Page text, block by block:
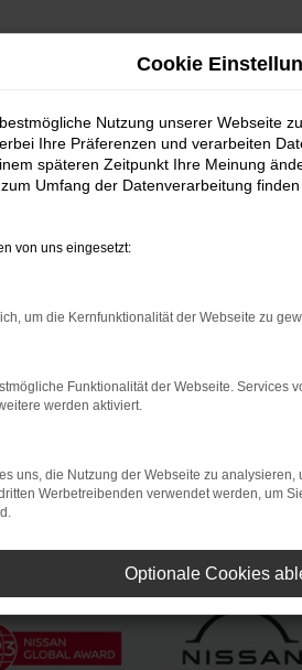
besten Händlern
Cookie
Nutzung unserer Webseite
Ihre Präferenzen und verarbeiten
späteren Zeitpunkt Ihre Meinung
Umfang der Datenverarbeitung
von uns eingesetzt:
um die Kernfunktionalität der Webseite zu
Funktionalität der Webseite. Services
werden aktiviert.
uns, die Nutzung der Webseite zu
Werbetreibenden verwendet werden, um
Optionale Cookies